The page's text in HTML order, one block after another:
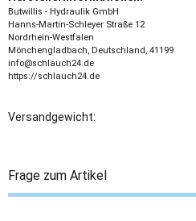
Butwillis - Hydraulik GmbH
Hanns-Martin-Schleyer Straße 12
Nordrhein-Westfalen
Mönchengladbach, Deutschland, 41199
info@schlauch24.de
https://schlauch24.de
Versandgewicht:
Frage zum Artikel